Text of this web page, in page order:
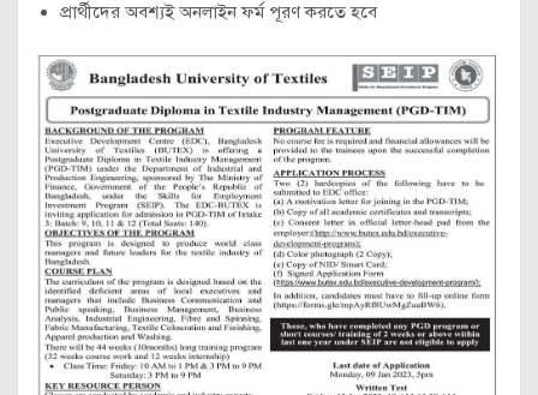
প্রার্থীদের অবশ্যই অনলাইন ফর্ম পূরণ করতে হবে